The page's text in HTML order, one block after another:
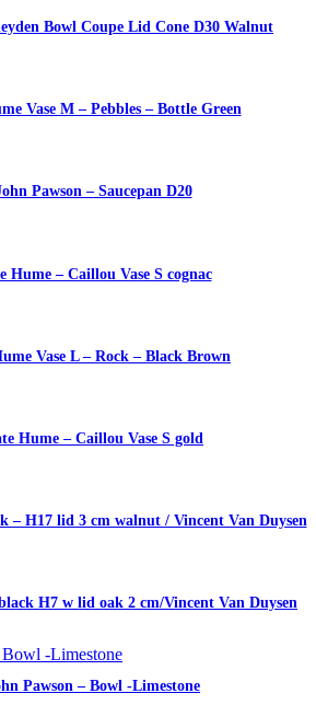
Bowl Coupe Lid Cone D30 Walnut
Vase M – Pebbles – Bottle Green
Pawson – Saucepan D20
Hume – Caillou Vase S cognac
Vase L – Rock – Black Brown
Hume – Caillou Vase S gold
– H17 lid 3 cm walnut / Vincent Van Duysen
H7 w lid oak 2 cm/Vincent Van Duysen
Pawson – Bowl -Limestone